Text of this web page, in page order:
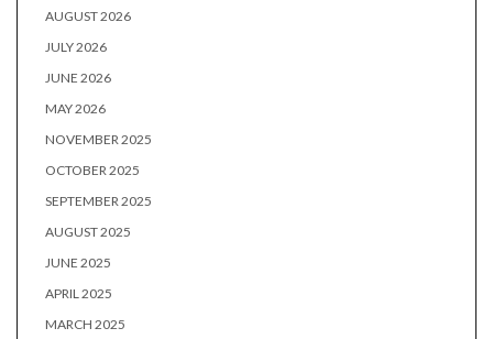
AUGUST 2026
JULY 2026
JUNE 2026
MAY 2026
NOVEMBER 2025
OCTOBER 2025
SEPTEMBER 2025
AUGUST 2025
JUNE 2025
APRIL 2025
MARCH 2025